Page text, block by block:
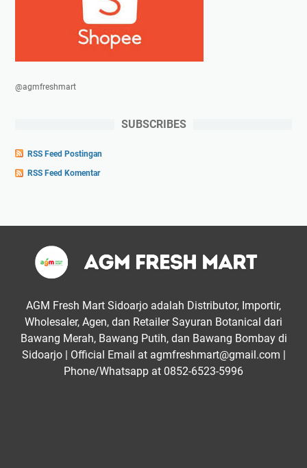
@agmfreshmart
SUBSCRIBES
RSS Feed Postingan
RSS Feed Komentar
AGM Fresh Mart Sidoarjo adalah Distributor, Importir,
Wholesaler, Agen, dan Retailer Sayuran Botanical dari
Bawang Merah, Bawang Putih, dan Bawang Bombay di
Sidoarjo | Official Email at agmfreshmart@gmail.com |
Phone/Whatsapp at 0852-6523-5996